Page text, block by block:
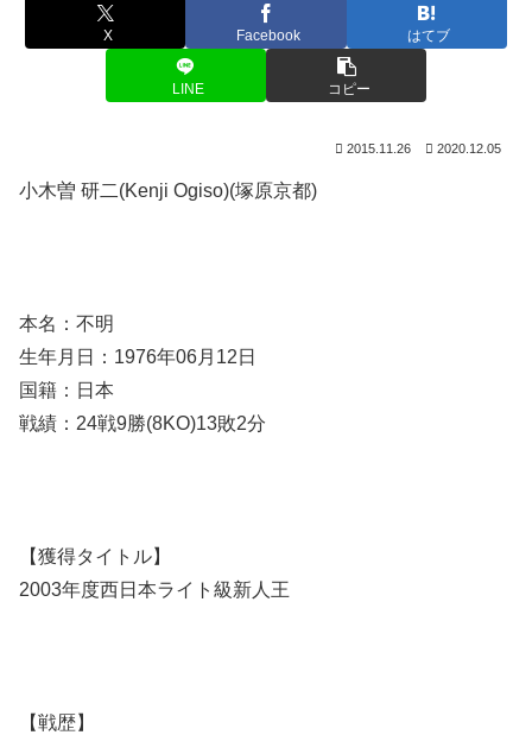
X Facebook はてブ
LINE コピー
2015.11.26 2020.12.05
小木曽 研二(Kenji Ogiso)(塚原京都)
本名：不明
生年月日：1976年06月12日
国籍：日本
戦績：24戦9勝(8KO)13敗2分
【獲得タイトル】
2003年度西日本ライト級新人王
【戦歴】